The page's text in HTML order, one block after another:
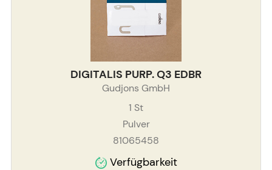
DIGITALIS PURP. Q3 EDBR
Gudjons GmbH
1 St
Pulver
81065458
Verfügbarkeit